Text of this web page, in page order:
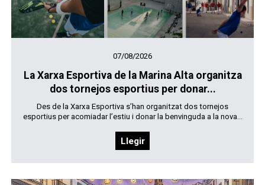
07/08/2026
La Xarxa Esportiva de la Marina Alta organitza
dos tornejos esportius per donar...
Des de la Xarxa Esportiva s’han organitzat dos tornejos
esportius per acomiadar l’estiu i donar la benvinguda a la nova...
Llegir